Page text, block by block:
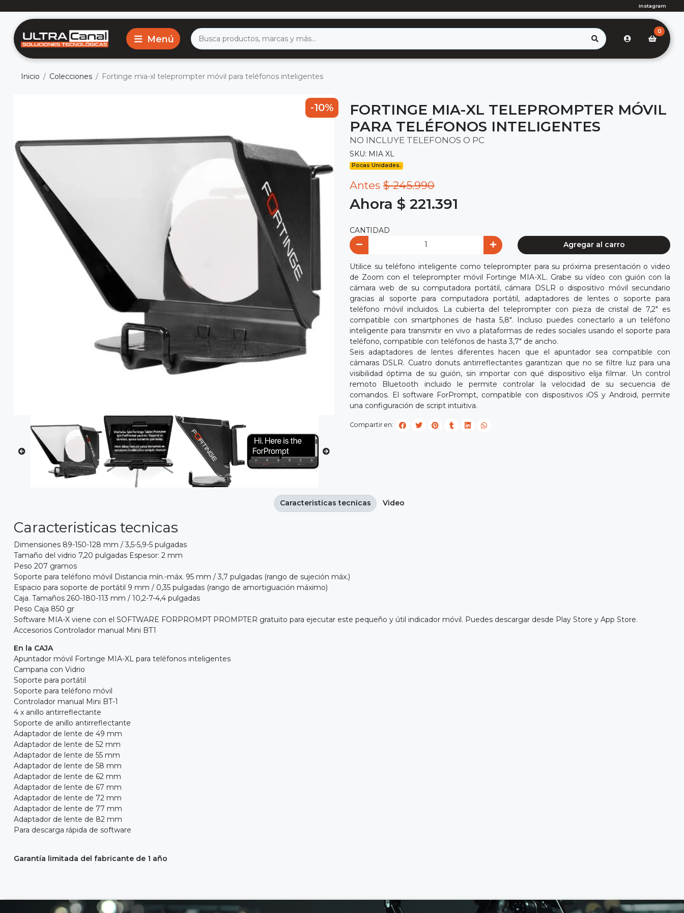
Instagram
0
Inicio Colecciones Fortinge mia-xl teleprompter móvil para teléfonos inteligentes
-10%
FORTINGE MIA-XL TELEPROMPTER MÓVIL
PARA TELÉFONOS INTELIGENTES
NO INCLUYE TELEFONOS O PC
SKU: MIA XL
Pocas Unidades.
Antes $ 245.990
Ahora $ 221.391
CANTIDAD
Agregar al carro
Utilice su teléfono inteligente como teleprompter para su próxima presentación o video
de Zoom con el teleprompter móvil Fortinge MIA-XL. Grabe su vídeo con guión con la
cámara web de su computadora portátil, cámara DSLR o dispositivo móvil secundario
gracias al soporte para computadora portátil, adaptadores de lentes o soporte para
teléfono móvil incluidos. La cubierta del teleprompter con pieza de cristal de 7,2" es
compatible con smartphones de hasta 5,8". Incluso puedes conectarlo a un teléfono
inteligente para transmitir en vivo a plataformas de redes sociales usando el soporte para
teléfono, compatible con teléfonos de hasta 3,7" de ancho.
Seis adaptadores de lentes diferentes hacen que el apuntador sea compatible con
cámaras DSLR. Cuatro donuts antirreflectantes garantizan que no se filtre luz para una
visibilidad óptima de su guión, sin importar con qué dispositivo elija filmar. Un control
remoto Bluetooth incluido le permite controlar la velocidad de su secuencia de
comandos. El software ForPrompt, compatible con dispositivos iOS y Android, permite
una configuración de script intuitiva.
Compartir en:
Caracteristicas tecnicas
Dimensiones 89-150-128 mm / 3,5-5,9-5 pulgadas
Tamaño del vidrio 7,20 pulgadas Espesor: 2 mm
Peso 207 gramos
Soporte para teléfono móvil Distancia mín.-máx. 95 mm / 3,7 pulgadas (rango de sujeción máx.)
Espacio para soporte de portátil 9 mm / 0,35 pulgadas (rango de amortiguación máximo)
Caja. Tamaños 260-180-113 mm / 10,2-7-4,4 pulgadas
Peso Caja 850 gr
Software MIA-X viene con el SOFTWARE FORPROMPT PROMPTER gratuito para ejecutar este pequeño y útil indicador móvil. Puedes descargar desde Play Store y App Store.
Accesorios Controlador manual Mini BT1
En la CAJA
Apuntador móvil Fortinge MIA-XL para teléfonos inteligentes
Campana con Vidrio
Soporte para portátil
Soporte para teléfono móvil
Controlador manual Mini BT-1
4 x anillo antirreflectante
Soporte de anillo antirreflectante
Adaptador de lente de 49 mm
Adaptador de lente de 52 mm
Adaptador de lente de 55 mm
Adaptador de lente de 58 mm
Adaptador de lente de 62 mm
Adaptador de lente de 67 mm
Adaptador de lente de 72 mm
Adaptador de lente de 77 mm
Adaptador de lente de 82 mm
Para descarga rápida de software
Garantía limitada del fabricante de 1 año
Caracteristicas tecnicas Video